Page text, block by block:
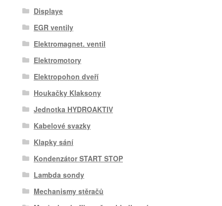
Displaye
EGR ventily
Elektromagnet. ventil
Elektromotory
Elektropohon dveří
Houkačky Klaksony
Jednotka HYDROAKTIV
Kabelové svazky
Klapky sání
Kondenzátor START STOP
Lambda sondy
Mechanismy stěračů